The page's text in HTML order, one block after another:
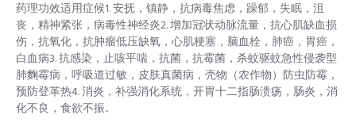
药理功效适用症候1. 安抚，镇静，抗病毒焦虑，躁郁，失眠，沮
丧，精神紧张，病毒性神经炎2. 增加冠状动脉流量，抗心肌缺血损
伤，抗氧化，抗肿瘤低压缺氧，心肌梗塞，脑血栓，肺癌，胃癌，
白血病3. 抗感染，止咳平喘，抗菌，抗霉菌，杀蚊驱蚊急性侵袭型
肺麴霉病，呼吸道过敏，皮肤真菌病，壳物（农作物）防虫防霉，
预防登革热4. 消炎，补强消化系统，开胃十二指肠溃疡，肠炎，消
化不良，食欲不振..